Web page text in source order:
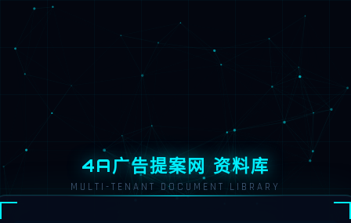
4A广告提案网 资料库
MULTI-TENANT DOCUMENT LIBRARY